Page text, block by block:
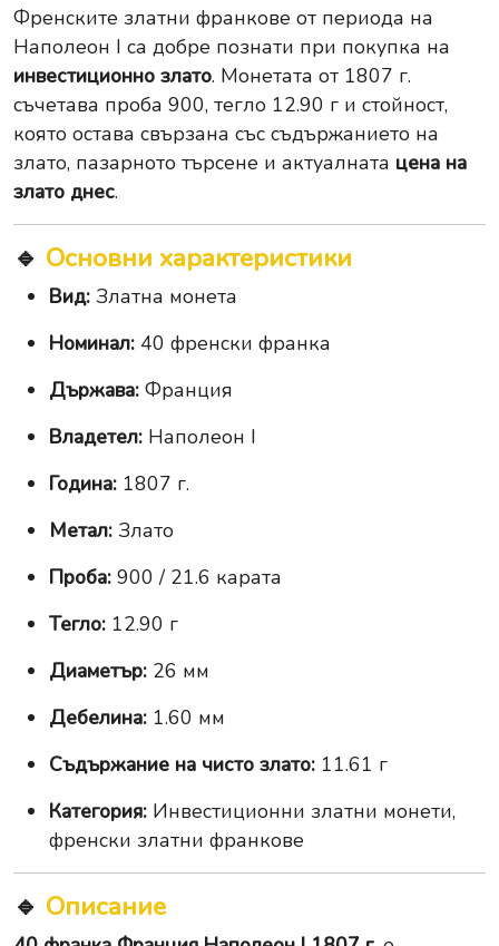
Френските златни франкове от периода на
Наполеон I са добре познати при покупка на
инвестиционно злато. Монетата от 1807 г.
съчетава проба 900, тегло 12.90 г и стойност,
която остава свързана със съдържанието на
злато, пазарното търсене и актуалната цена на
злато днес.
🔹 Основни характеристики
Вид: Златна монета
Номинал: 40 френски франка
Държава: Франция
Владетел: Наполеон I
Година: 1807 г.
Метал: Злато
Проба: 900 / 21.6 карата
Тегло: 12.90 г
Диаметър: 26 мм
Дебелина: 1.60 мм
Съдържание на чисто злато: 11.61 г
Категория: Инвестиционни златни монети,
френски златни франкове
🔹 Описание